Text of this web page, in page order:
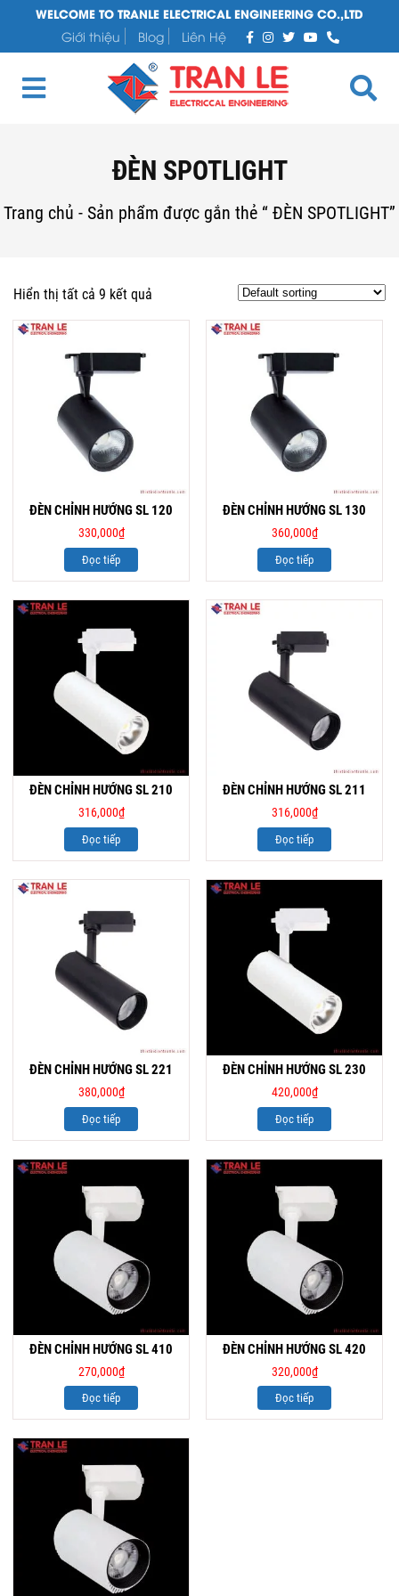
WELCOME TO TRANLE ELECTRICAL ENGINEERING CO.,LTD
Giới thiệu
Blog Liên Hệ
ĐÈN SPOTLIGHT
Trang chủ - Sản phẩm được gắn thẻ “ ĐÈN SPOTLIGHT”
Hiển thị tất cả 9 kết quả
ĐÈN CHỈNH HƯỚNG SL 120
330,000₫
Đọc tiếp
ĐÈN CHỈNH HƯỚNG SL 130
360,000₫
Đọc tiếp
ĐÈN CHỈNH HƯỚNG SL 210
316,000₫
Đọc tiếp
ĐÈN CHỈNH HƯỚNG SL 211
316,000₫
Đọc tiếp
ĐÈN CHỈNH HƯỚNG SL 221
380,000₫
Đọc tiếp
ĐÈN CHỈNH HƯỚNG SL 230
420,000₫
Đọc tiếp
ĐÈN CHỈNH HƯỚNG SL 410
270,000₫
Đọc tiếp
ĐÈN CHỈNH HƯỚNG SL 420
320,000₫
Đọc tiếp